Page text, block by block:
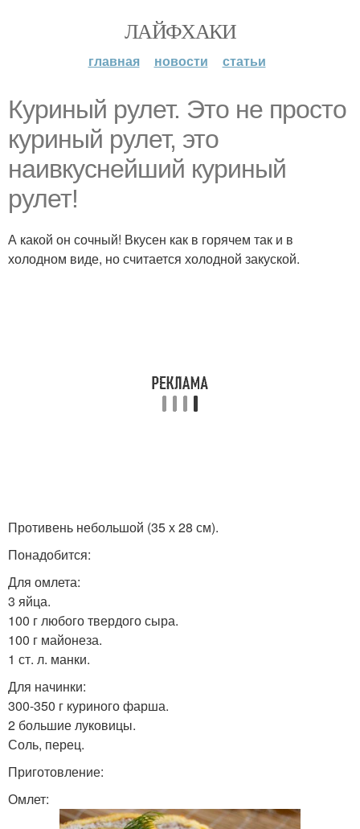
ЛАЙФХАКИ
главная новости статьи
Куриный рулет. Это не просто
куриный рулет, это
наивкуснейший куриный
рулет!
А какой он сочный! Вкусен как в горячем так и в
холодном виде, но считается холодной закуской.
Противень небольшой (35 х 28 см).
Понадобится:
Для омлета:
3 яйца.
100 г любого твердого сыра.
100 г майонеза.
1 ст. л. манки.
Для начинки:
300-350 г куриного фарша.
2 большие луковицы.
Соль, перец.
Приготовление:
Омлет: